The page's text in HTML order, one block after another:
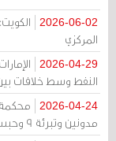
2026-06-02
المركزي
2026-04-29
النفط وسط خلافات
2026-04-24
مدونين وتبرئة 9 وحبس 18 متهماً بالتعاطف مع إيران